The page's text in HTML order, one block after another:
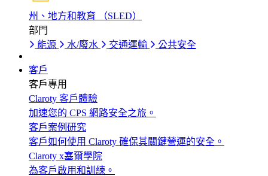
州、地方和教育 （SLED）
部門
能源
水/廢水 交通運輸 公共安全
客戶
客戶專用
Claroty 客戶體驗
加速您的 CPS 網路安全之旅。
客戶案例研究
客戶如何使用 Claroty 確保其關鍵營運的安全。
Claroty x塞爾學院
為客戶啟用和訓練。